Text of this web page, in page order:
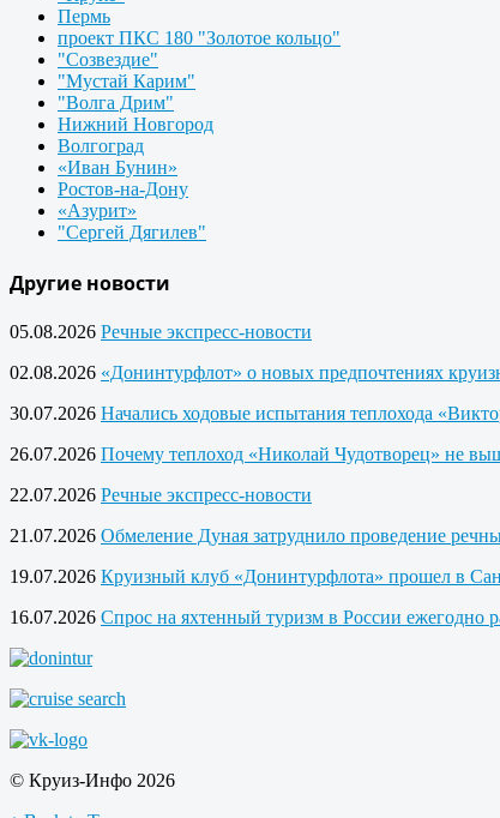
Пермь
проект ПКС 180 "Золотое кольцо"
"Созвездие"
"Мустай Карим"
"Волга Дрим"
Нижний Новгород
Волгоград
«Иван Бунин»
Ростов-на-Дону
«Азурит»
"Сергей Дягилев"
Другие новости
05.08.2026 Речные экспресс-новости
02.08.2026 «Донинтурфлот» о новых предпочтениях
30.07.2026 Начались ходовые испытания теплохода
26.07.2026 Почему теплоход «Николай Чудотворец» не
22.07.2026 Речные экспресс-новости
21.07.2026 Обмеление Дуная затруднило проведение
19.07.2026 Круизный клуб «Донинтурфлота» прошел в
16.07.2026 Спрос на яхтенный туризм в России ежегодно
© Круиз-Инфо 2026